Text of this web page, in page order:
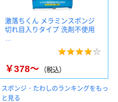
激落ちくん メラミンスポンジ
切れ目入りタイプ 洗剤不使用
￥378～ （税込）
スポンジ・たわしのランキングをもっ
と見る